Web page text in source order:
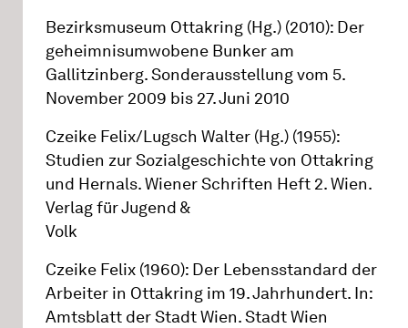
Bezirksmuseum Ottakring (Hg.) (2010): Der
geheimnisumwobene Bunker am
Gallitzinberg. Sonderausstellung vom 5.
November 2009 bis 27. Juni 2010
Czeike Felix/Lugsch Walter (Hg.) (1955):
Studien zur Sozialgeschichte von Ottakring
und Hernals. Wiener Schriften Heft 2. Wien.
Verlag für Jugend &
Volk
Czeike Felix (1960): Der Lebensstandard der
Arbeiter in Ottakring im 19. Jahrhundert. In:
Amtsblatt der Stadt Wien. Stadt Wien